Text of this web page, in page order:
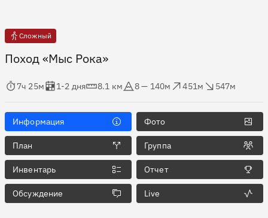
Сложный
Поход «Мыс Рока»
в пути
7ч 25м
Оценка в днях
1-2 дня
Дистанция
8.1 км
Абсолютная высота
8 — 140м
451м
547м
Информация Фото
План Группа
Инвентарь Отчет
Обсуждение Live